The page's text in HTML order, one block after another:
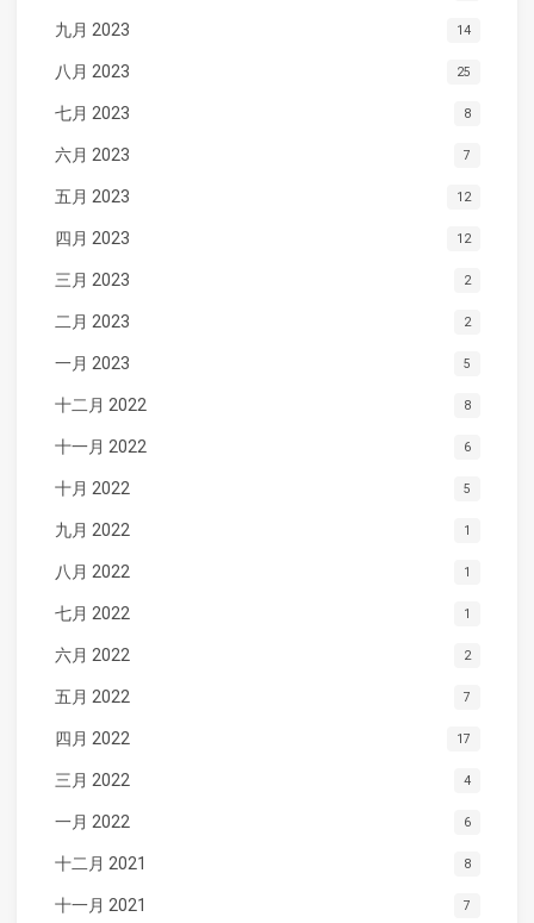
九月 2023 14
八月 2023 25
七月 2023 8
六月 2023 7
五月 2023 12
四月 2023 12
三月 2023 2
二月 2023 2
一月 2023 5
十二月 2022 8
十一月 2022 6
十月 2022 5
九月 2022 1
八月 2022 1
七月 2022 1
六月 2022 2
五月 2022 7
四月 2022 17
三月 2022 4
一月 2022 6
十二月 2021 8
十一月 2021 7